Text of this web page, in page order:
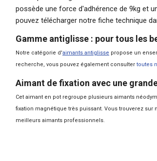
possède une force d'adhérence de 9kg et
pouvez télécharger notre fiche technique
Gamme antiglisse : pour tous les
Notre catégorie d'aimants antiglisse propose un
recherche, vous pouvez également consulter toutes
Aimant de fixation avec une
Cet aimant en pot regroupe plusieurs aimants
fixation magnétique très puissant. Vous trouverez
meilleurs aimants professionnels.